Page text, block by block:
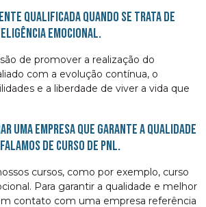
qualificada quando se trata de
Emocional.
de promover a realização do
com a evolução contínua, o
e a liberdade de viver a vida que
uma empresa que garante a qualidade
de curso de pnl.
cursos, como por exemplo, curso
Para garantir a qualidade e melhor
contato com uma empresa referência